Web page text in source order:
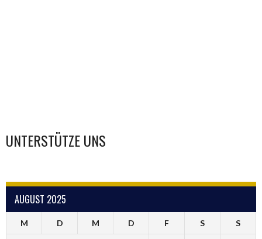
UNTERSTÜTZE UNS
AUGUST 2025
M D M D F S S